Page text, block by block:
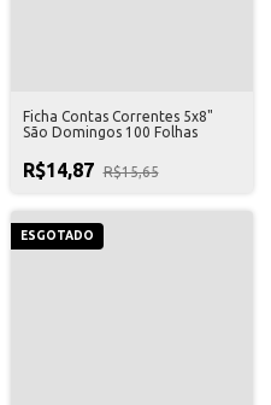
Ficha Contas Correntes 5x8"
São Domingos 100 Folhas
R$14,87 R$15,65
ESGOTADO